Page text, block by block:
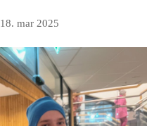
18. mar 2025